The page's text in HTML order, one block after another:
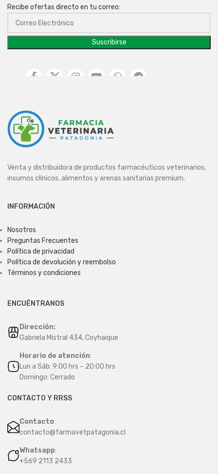
Recibe ofertas directo en tu correo:
Venta y distribuidora de productos farmacéuticos veterinarios,
insumos clínicos, alimentos y arenas sanitarias premium.
INFORMACIÓN
Nosotros
Preguntas Frecuentes
Política de privacidad
Política de devolución y reembolso
Términos y condiciones
ENCUÉNTRANOS
Dirección:
Gabriela Mistral 434, Coyhaique
Horario de atención:
Lun a Sáb: 9:00 hrs – 20:00 hrs
Domingo: Cerrado
CONTACTO Y RRSS
Contacto:
contacto@farmavetpatagonia.cl
Whatsapp:
+569 2113 2433